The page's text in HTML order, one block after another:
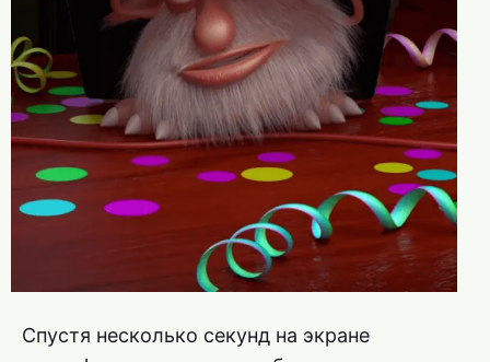
Спустя несколько секунд на экране